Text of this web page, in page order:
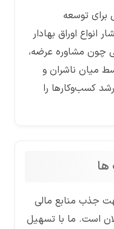
برای توسعه
انواع اوراق بهادار
چون مشاوره عرضه،
میان ناشران و
کسب‌وکارها را
جذب منابع مالی
است. ما با تسهیل